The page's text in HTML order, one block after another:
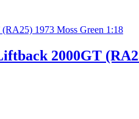
2000GT